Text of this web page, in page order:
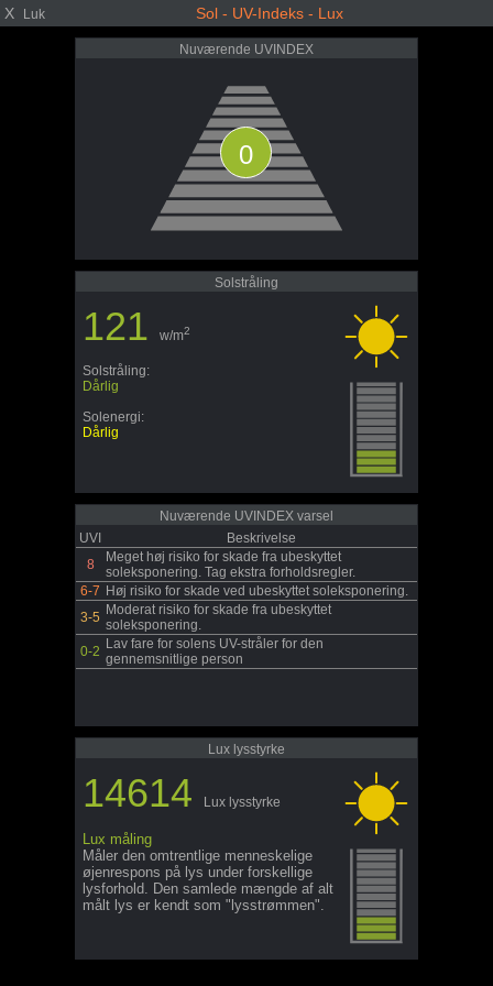
X Luk Sol - UV-Indeks - Lux
Nuværende UVINDEX
0
Solstråling
121 w/m2
Solstråling:
Dårlig
Solenergi:
Dårlig
Nuværende UVINDEX varsel
UVI
Beskrivelse
8
Meget høj risiko for skade fra ubeskyttet
soleksponering. Tag ekstra forholdsregler.
6-7 Høj risiko for skade ved ubeskyttet soleksponering.
3-5 Moderat risiko for skade fra ubeskyttet
soleksponering.
0-2 Lav fare for solens UV-stråler for den
gennemsnitlige person
Lux lysstyrke
14614 Lux lysstyrke
Lux måling
Måler den omtrentlige menneskelige
øjenrespons på lys under forskellige
lysforhold. Den samlede mængde af alt
målt lys er kendt som "lysstrømmen".